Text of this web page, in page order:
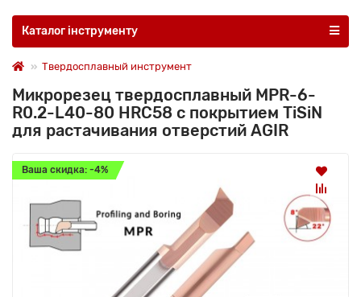
Каталог інструменту
Твердосплавный инструмент
Микрорезец твердосплавный MPR-6-
R0.2-L40-80 HRC58 с покрытием TiSiN
для растачивания отверстий AGIR
Ваша скидка: -4%